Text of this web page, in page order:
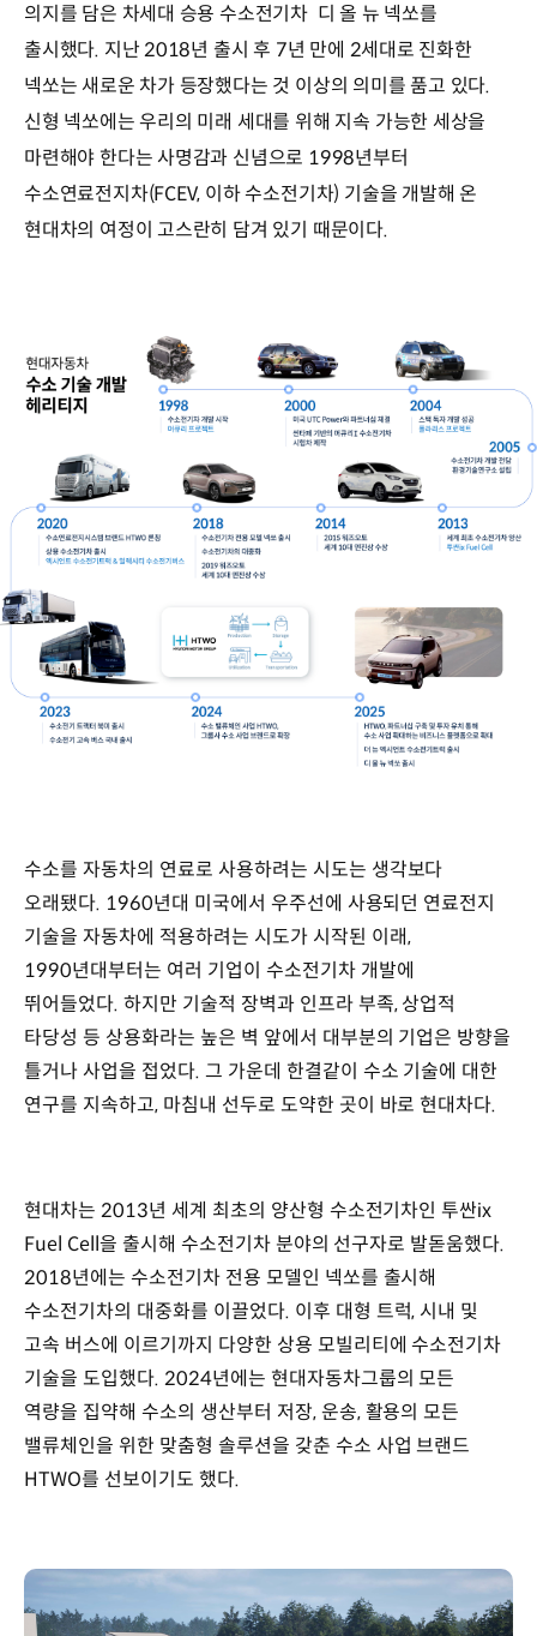
의지를 담은 차세대 승용 수소전기차 디 올 뉴 넥쏘를
출시했다. 지난 2018년 출시 후 7년 만에 2세대로 진화한
넥쏘는 새로운 차가 등장했다는 것 이상의 의미를 품고 있다.
신형 넥쏘에는 우리의 미래 세대를 위해 지속 가능한 세상을
마련해야 한다는 사명감과 신념으로 1998년부터
수소연료전지차(FCEV, 이하 수소전기차) 기술을 개발해 온
현대차의 여정이 고스란히 담겨 있기 때문이다.
수소를 자동차의 연료로 사용하려는 시도는 생각보다
오래됐다. 1960년대 미국에서 우주선에 사용되던 연료전지
기술을 자동차에 적용하려는 시도가 시작된 이래,
1990년대부터는 여러 기업이 수소전기차 개발에
뛰어들었다. 하지만 기술적 장벽과 인프라 부족, 상업적
타당성 등 상용화라는 높은 벽 앞에서 대부분의 기업은 방향을
틀거나 사업을 접었다. 그 가운데 한결같이 수소 기술에 대한
연구를 지속하고, 마침내 선두로 도약한 곳이 바로 현대차다.
현대차는 2013년 세계 최초의 양산형 수소전기차인 투싼ix
Fuel Cell을 출시해 수소전기차 분야의 선구자로 발돋움했다.
2018년에는 수소전기차 전용 모델인 넥쏘를 출시해
수소전기차의 대중화를 이끌었다. 이후 대형 트럭, 시내 및
고속 버스에 이르기까지 다양한 상용 모빌리티에 수소전기차
기술을 도입했다. 2024년에는 현대자동차그룹의 모든
역량을 집약해 수소의 생산부터 저장, 운송, 활용의 모든
밸류체인을 위한 맞춤형 솔루션을 갖춘 수소 사업 브랜드
HTWO를 선보이기도 했다.